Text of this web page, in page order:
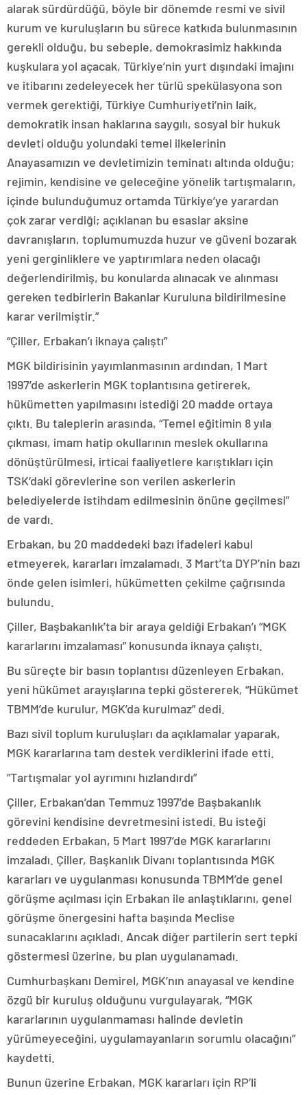
alarak sürdürdüğü, böyle bir dönemde resmi ve sivil
kurum ve kuruluşların bu sürece katkıda bulunmasının
gerekli olduğu, bu sebeple, demokrasimiz hakkında
kuşkulara yol açacak, Türkiye’nin yurt dışındaki imajını
ve itibarını zedeleyecek her türlü spekülasyona son
vermek gerektiği, Türkiye Cumhuriyeti’nin laik,
demokratik insan haklarına saygılı, sosyal bir hukuk
devleti olduğu yolundaki temel ilkelerinin
Anayasamızın ve devletimizin teminatı altında olduğu;
rejimin, kendisine ve geleceğine yönelik tartışmaların,
içinde bulunduğumuz ortamda Türkiye’ye yarardan
çok zarar verdiği; açıklanan bu esaslar aksine
davranışların, toplumumuzda huzur ve güveni bozarak
yeni gerginliklere ve yaptırımlara neden olacağı
değerlendirilmiş, bu konularda alınacak ve alınması
gereken tedbirlerin Bakanlar Kuruluna bildirilmesine
karar verilmiştir.”
“Çiller, Erbakan’ı iknaya çalıştı”
MGK bildirisinin yayımlanmasının ardından, 1 Mart
1997’de askerlerin MGK toplantısına getirerek,
hükümetten yapılmasını istediği 20 madde ortaya
çıktı. Bu taleplerin arasında, “Temel eğitimin 8 yıla
çıkması, imam hatip okullarının meslek okullarına
dönüştürülmesi, irticai faaliyetlere karıştıkları için
TSK’daki görevlerine son verilen askerlerin
belediyelerde istihdam edilmesinin önüne geçilmesi”
de vardı.
Erbakan, bu 20 maddedeki bazı ifadeleri kabul
etmeyerek, kararları imzalamadı. 3 Mart’ta DYP’nin bazı
önde gelen isimleri, hükümetten çekilme çağrısında
bulundu.
Çiller, Başbakanlık’ta bir araya geldiği Erbakan’ı “MGK
kararlarını imzalaması” konusunda iknaya çalıştı.
Bu süreçte bir basın toplantısı düzenleyen Erbakan,
yeni hükümet arayışlarına tepki göstererek, “Hükümet
TBMM’de kurulur, MGK’da kurulmaz” dedi.
Bazı sivil toplum kuruluşları da açıklamalar yaparak,
MGK kararlarına tam destek verdiklerini ifade etti.
“Tartışmalar yol ayrımını hızlandırdı”
Çiller, Erbakan’dan Temmuz 1997’de Başbakanlık
görevini kendisine devretmesini istedi. Bu isteği
reddeden Erbakan, 5 Mart 1997’de MGK kararlarını
imzaladı. Çiller, Başkanlık Divanı toplantısında MGK
kararları ve uygulanması konusunda TBMM’de genel
görüşme açılması için Erbakan ile anlaştıklarını, genel
görüşme önergesini hafta başında Meclise
sunacaklarını açıkladı. Ancak diğer partilerin sert tepki
göstermesi üzerine, bu plan uygulanamadı.
Cumhurbaşkanı Demirel, MGK’nın anayasal ve kendine
özgü bir kuruluş olduğunu vurgulayarak, “MGK
kararlarının uygulanmaması halinde devletin
yürümeyeceğini, uygulamayanların sorumlu olacağını”
kaydetti.
Bunun üzerine Erbakan, MGK kararları için RP’li